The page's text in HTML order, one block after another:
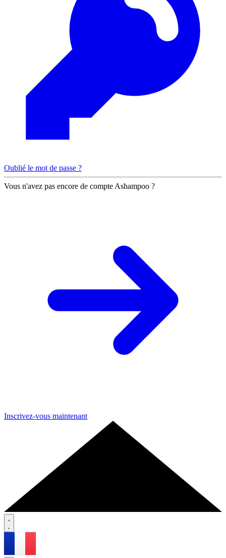
Oublié le mot de passe ?
Vous n'avez pas encore de compte Ashampoo ?
Inscrivez-vous maintenant